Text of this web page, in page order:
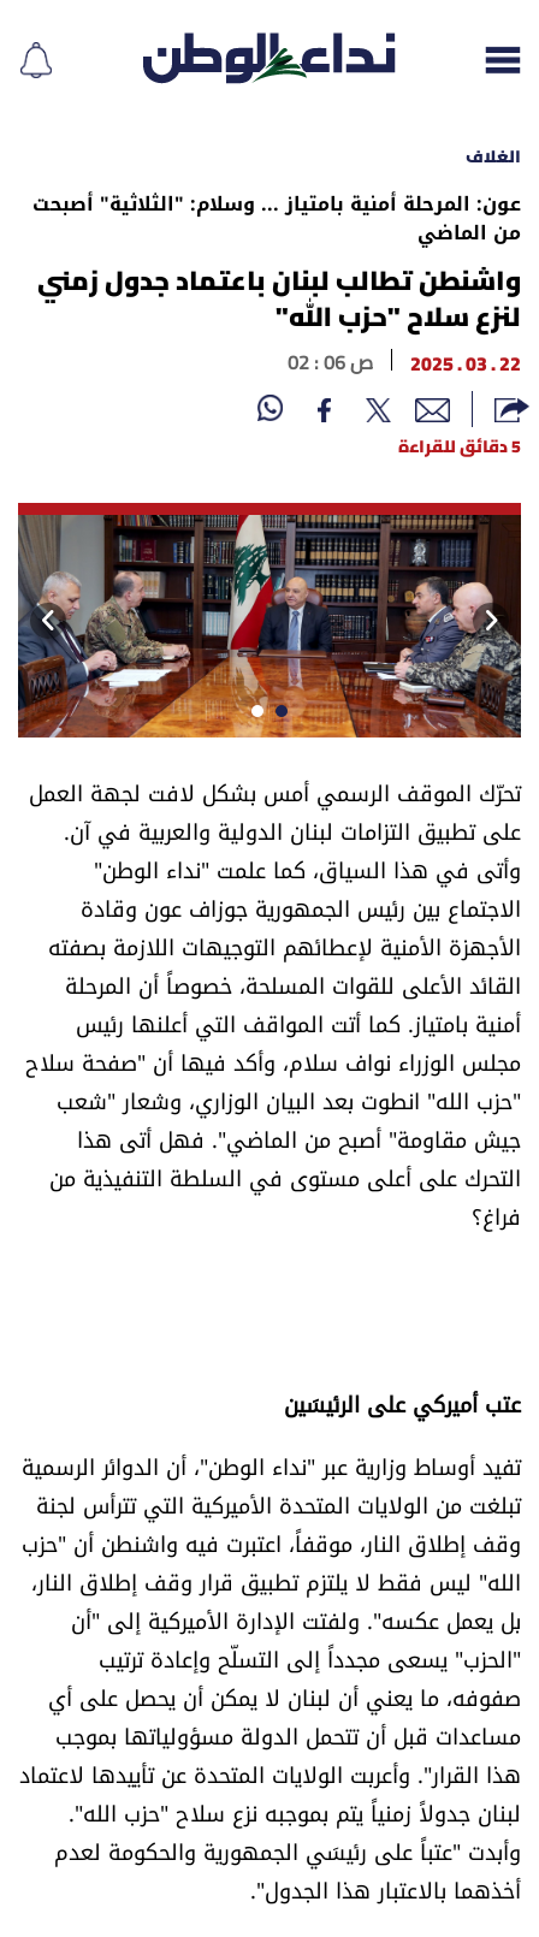
إقرأ الجريدة
لبنان
الغلاف
نداء اليوم
محليات
أسرار
متفرقات
نداء القرّاء
كتّابنا
تحت المجهر
آراء
اقتصاد
العالم
الصحافة الإسرائيلية
ثقافة وفنون
سجالات
صحّة وصحن
الرياضة
منوّعات
حظّك اليوم
للتاريخ
فيديو
الغلاف
عون: المرحلة أمنية بامتياز ... وسلام: "الثلاثية" أصبحت
من الماضي
واشنطن تطالب لبنان باعتماد جدول زمني
لنزع سلاح "حزب الله"
22 . 03 . 2025 02 : 06 ص
5 دقائق للقراءة
تحرّك الموقف الرسمي أمس بشكل لافت لجهة العمل
على تطبيق التزامات لبنان الدولية والعربية في آن.
وأتى في هذا السياق، كما علمت "نداء الوطن"
الاجتماع بين رئيس الجمهورية جوزاف عون وقادة
الأجهزة الأمنية لإعطائهم التوجيهات اللازمة بصفته
القائد الأعلى للقوات المسلحة، خصوصاً أن المرحلة
أمنية بامتياز. كما أتت المواقف التي أعلنها رئيس
مجلس الوزراء نواف سلام، وأكد فيها أن "صفحة سلاح
"حزب الله" انطوت بعد البيان الوزاري، وشعار "شعب
جيش مقاومة" أصبح من الماضي". فهل أتى هذا
التحرك على أعلى مستوى في السلطة التنفيذية من
فراغ؟
عتب أميركي على الرئيسَين
تفيد أوساط وزارية عبر "نداء الوطن"، أن الدوائر الرسمية
تبلغت من الولايات المتحدة الأميركية التي تترأس لجنة
وقف إطلاق النار، موقفاً، اعتبرت فيه واشنطن أن "حزب
الله" ليس فقط لا يلتزم تطبيق قرار وقف إطلاق النار،
بل يعمل عكسه". ولفتت الإدارة الأميركية إلى "أن
"الحزب" يسعى مجدداً إلى التسلّح وإعادة ترتيب
صفوفه، ما يعني أن لبنان لا يمكن أن يحصل على أي
مساعدات قبل أن تتحمل الدولة مسؤولياتها بموجب
هذا القرار". وأعربت الولايات المتحدة عن تأييدها لاعتماد
لبنان جدولاً زمنياً يتم بموجبه نزع سلاح "حزب الله".
وأبدت "عتباً على رئيسَي الجمهورية والحكومة لعدم
أخذهما بالاعتبار هذا الجدول".